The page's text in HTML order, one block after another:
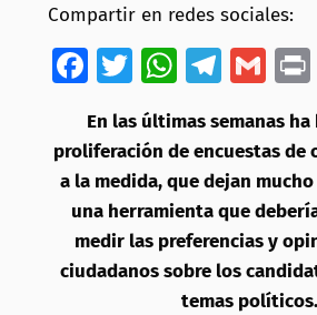
Compartir en redes sociales:
Facebook
Twitter
WhatsApp
En las últimas semanas
proliferación de encuestas de
a la medida, que dejan
una herramienta que
medir las preferencias y
ciudadanos sobre los
temas políticos.